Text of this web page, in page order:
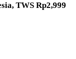
TWS Rp2,999